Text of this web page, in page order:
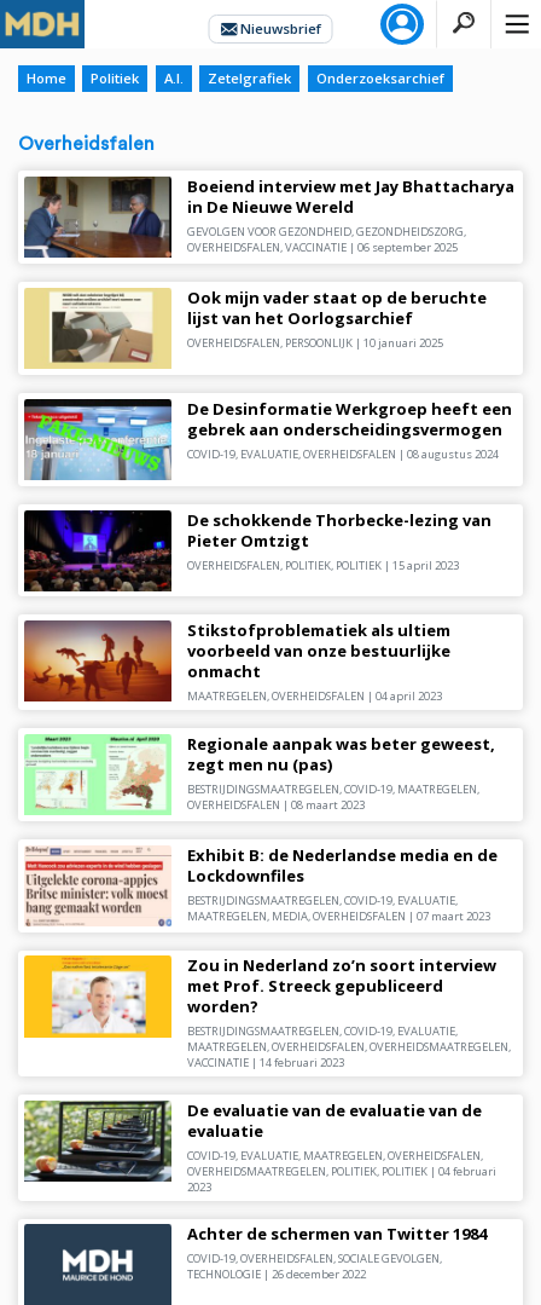
Home Politiek A.I. Zetelgrafiek Onderzoeksarchief
Overheidsfalen
Boeiend interview met Jay Bhattacharya
in De Nieuwe Wereld
GEVOLGEN VOOR GEZONDHEID,GEZONDHEIDSZORG,
OVERHEIDSFALEN,VACCINATIE| 06 september 2025
Ook mijn vader staat op de beruchte
lijst van het Oorlogsarchief
OVERHEIDSFALEN, PERSOONLIJK| 10 januari 2025
De Desinformatie Werkgroep heeft een
gebrek aan onderscheidingsvermogen
COVID-19, EVALUATIE,OVERHEIDSFALEN | 08 augustus 2024
De schokkende Thorbecke-lezing van
Pieter Omtzigt
OVERHEIDSFALEN POLITIEK, POLITIEK| 15 april 2023
Stikstofproblematiek als ultiem
voorbeeld van onze bestuurlijke
onmacht
MAATREGELEN,OVERHEIDSFALEN | 04 april 2023
Regionale aanpak was beter geweest,
zegt men nu (pas)
BESTRIJDINGSMAATREGELEN,COVID-19, MAATREGELEN,
OVERHEIDSFALEN | 08 maart 2023
Exhibit B: de Nederlandse media en de
Lockdownfiles
BESTRIJDINGSMAATREGELEN COVID-19, EVALUATIE,
MAATREGELEN MEDIA, OVERHEIDSFALEN | 07 maart 2023
Zou in Nederland zo’n soort interview
met Prof. Streeck gepubliceerd
worden?
BESTRIJDINGSMAATREGELEN,COVID-19, EVALUATIE,
MAATREGELEN,OVERHEIDSFALEN,OVERHEIDSMAATREGELEN,
VACCINATIE| 14 februari 2023
De evaluatie van de evaluatie van de
evaluatie
COVID-19, EVALUATIE, MAATREGELEN,OVERHEIDSFALEN,
OVERHEIDSMAATREGELEN, POLITIEK, POLITIEK| 04 februari
2023
Achter de schermen van Twitter 1984
COVID-19,OVERHEIDSFALEN,SOCIALE GEVOLGEN,
TECHNOLOGIE| 26 december 2022